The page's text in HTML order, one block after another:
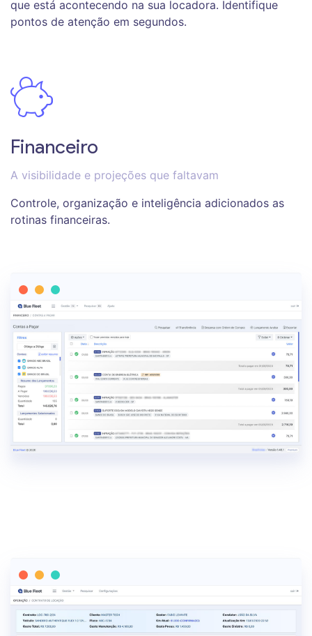
que está acontecendo na sua locadora. Identifique
pontos de atenção em segundos.
Financeiro
A visibilidade e projeções que faltavam
Controle, organização e inteligência adicionados as
rotinas financeiras.